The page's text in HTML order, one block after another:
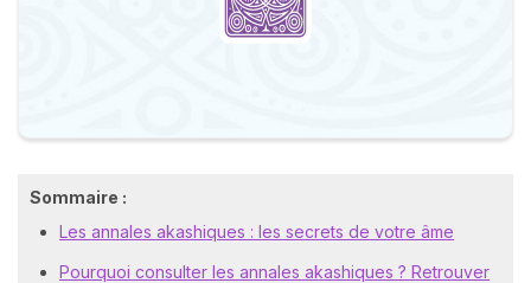
Sommaire :
Les annales akashiques : les secrets de votre âme
Pourquoi consulter les annales akashiques ? Retrouver